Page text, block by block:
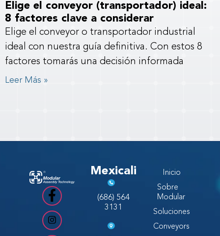
Elige el conveyor (transportador) ideal:
8 factores clave a considerar
Elige el conveyor o transportador industrial
ideal con nuestra guía definitiva. Con estos 8
factores tomarás una decisión informada
Leer Más »
Mexicali
(686) 564
3131
Inicio
Sobre
Modular
Soluciones
Conveyors